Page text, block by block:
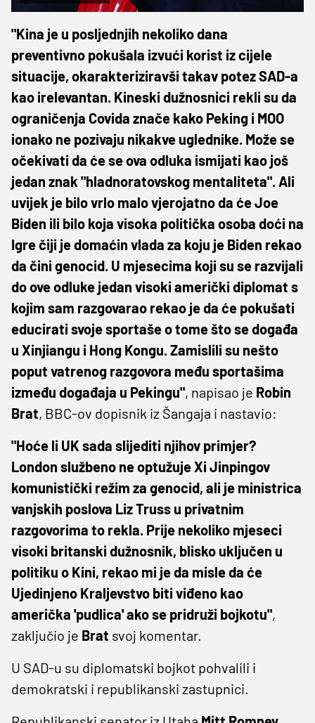
"Kina je u posljednjih nekoliko dana
preventivno pokušala izvući korist iz cijele
situacije, okarakteriziravši takav potez SAD-a
kao irelevantan. Kineski dužnosnici rekli su da
ograničenja Covida znače kako Peking i MOO
ionako ne pozivaju nikakve uglednike. Može se
očekivati ​​da će se ova odluka ismijati kao još
jedan znak "hladnoratovskog mentaliteta". Ali
uvijek je bilo vrlo malo vjerojatno da će Joe
Biden ili bilo koja visoka politička osoba doći na
Igre čiji je domaćin vlada za koju je Biden rekao
da čini genocid. U mjesecima koji su se razvijali
do ove odluke jedan visoki američki diplomat s
kojim sam razgovarao rekao je da će pokušati
educirati svoje sportaše o tome što se događa
u Xinjiangu i Hong Kongu. Zamislili su nešto
poput vatrenog razgovora među sportašima
između događaja u Pekingu", napisao je Robin
Brat, BBC-ov dopisnik iz Šangaja i nastavio:
"Hoće li UK sada slijediti njihov primjer?
London službeno ne optužuje Xi Jinpingov
komunistički režim za genocid, ali je ministrica
vanjskih poslova Liz Truss u privatnim
razgovorima to rekla. Prije nekoliko mjeseci
visoki britanski dužnosnik, blisko uključen u
politiku o Kini, rekao mi je da misle da će
Ujedinjeno Kraljevstvo biti viđeno kao
američka 'pudlica' ako se pridruži bojkotu",
zaključio je Brat svoj komentar.
U SAD-u su diplomatski bojkot pohvalili i
demokratski i republikanski zastupnici.